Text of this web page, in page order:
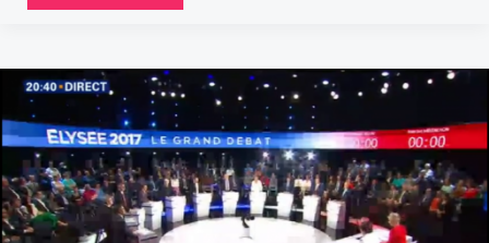
DÉBAT
DE
LA
PRÉSIDENTIELLE
RECORD
D’AUDIENCE
!